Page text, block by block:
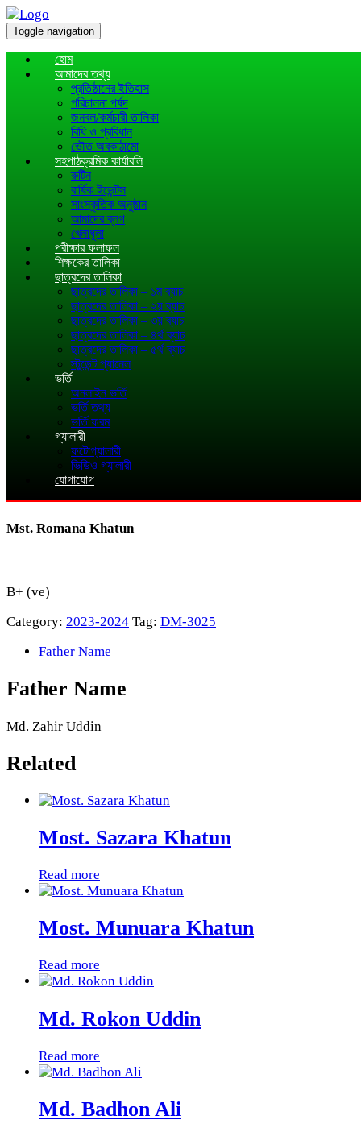
Toggle navigation
হোম
আমাদের তথ্য
প্রতিষ্ঠানের ইতিহাস
পরিচালনা পর্ষদ
জনবল/কর্মচারী তালিকা
বিধি ও প্রবিধান
ভৌত অবকাঠামো
সহপাঠক্রমিক কার্যাবলি
রুটিন
বার্ষিক ইভেন্টস
সাংস্কৃতিক অনুষ্ঠান
আমাদের ব্লগ
খেলাধূলা
পরীক্ষার ফলাফল
শিক্ষকের তালিকা
ছাত্রদের তালিকা
ছাত্রদের তালিকা – ১ম ব্যাচ
ছাত্রদের তালিকা – ২য় ব্যাচ
ছাত্রদের তালিকা – ৩য় ব্যাচ
ছাত্রদের তালিকা – ৪র্থ ব্যাচ
ছাত্রদের তালিকা – ৫র্থ ব্যাচ
স্টুডেন্ট প্যানেল
ভর্তি
অনলাইন ভর্তি
ভর্তি তথ্য
ভর্তি ফরম
গ্যালারী
ফটোগ্যালারী
ভিডিও গ্যালারী
যোগাযোগ
Mst. Romana Khatun
B+ (ve)
Category: 2023-2024 Tag: DM-3025
Father Name
Father Name
Md. Zahir Uddin
Related
Most. Sazara Khatun
Read more
Most. Munuara Khatun
Read more
Md. Rokon Uddin
Read more
Md. Badhon Ali